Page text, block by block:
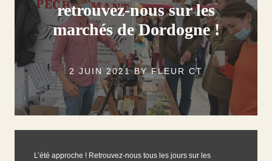
retrouvez-nous sur les
marchés de Dordogne !
2 JUIN 2021BYFLEUR CT
L’été approche ! Retrouvez-nous tous les jours sur les